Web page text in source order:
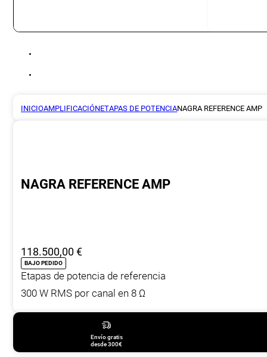
INICIOAMPLIFICACIÓNETAPAS DE POTENCIANAGRA REFERENCE AMP
NAGRA REFERENCE AMP
118.500,00€
BAJO PEDIDO
Etapas de potencia de referencia
300 W RMS por canal en 8 Ω
Envío gratis
desde 300€